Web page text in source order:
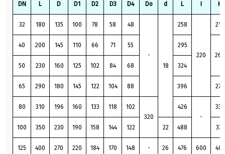
DN L D D1 D2 D3 D4 Do d L H
32 180 135 100 78 58 48
-
18
258
220
210
40 200 145 110 66 71 55
295
260
50
230 160 125 102 84 68 324
65 290 180 145 122 104 88 396 270
80 310 196 160 133 118
102
320
426
-
335
100 350 230 190 158 144 122 22 488 375
125 400 270 220 184 170 148 - 26 476 600 405